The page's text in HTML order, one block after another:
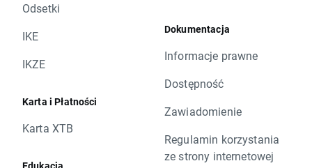
Odsetki
IKE
IKZE
Karta i Płatności
Karta XTB
Dokumentacja
Informacje prawne
Dostępność
Zawiadomienie
Regulamin korzystania
ze strony internetowej